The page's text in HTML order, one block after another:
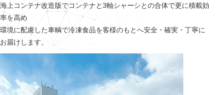
海上コンテナ改造版でコンテナと3軸シャーシとの合体で更に積載効
率を高め
環境に配慮した車輌で冷凍食品を客様のもとへ安全・確実・丁寧に
お届けします。